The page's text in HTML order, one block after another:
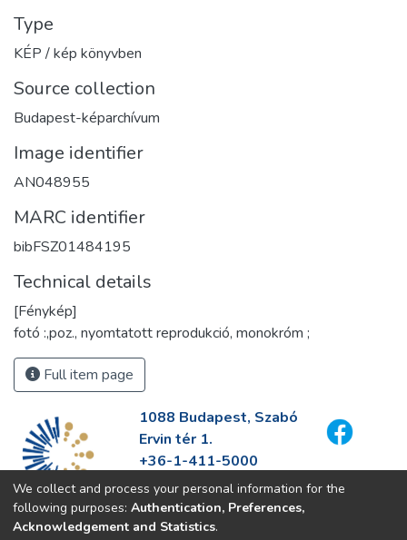
Type
KÉP / kép könyvben
Source collection
Budapest-képarchívum
Image identifier
AN048955
MARC identifier
bibFSZ01484195
Technical details
[Fénykép]
fotó :,poz., nyomtatott reprodukció, monokróm ;
Full item page
1088 Budapest, Szabó
Ervin tér 1.
+36-1-411-5000
info@fszek.hu
https://fszek.hu
We collect and process your personal information for the
following purposes: Authentication, Preferences,
Acknowledgement and Statistics.